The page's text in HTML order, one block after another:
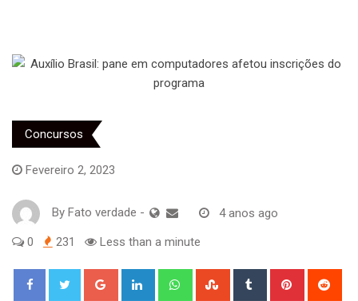
Concursos
Fevereiro 2, 2023
By Fato verdade - 4 anos ago
0 231 Less than a minute
Google+ LinkedIn WhatsappStumbleUpon
Tumblr Pinterest